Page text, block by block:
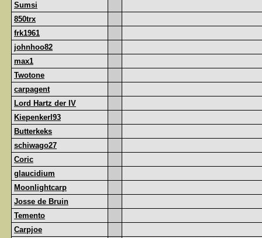
Sumsi
850trx
frk1961
johnhoo82
max1
Twotone
carpagent
Lord Hartz der IV
Kiepenkerl93
Butterkeks
schiwago27
Coric
glaucidium
Moonlightcarp
Josse de Bruin
Temento
Carpjoe